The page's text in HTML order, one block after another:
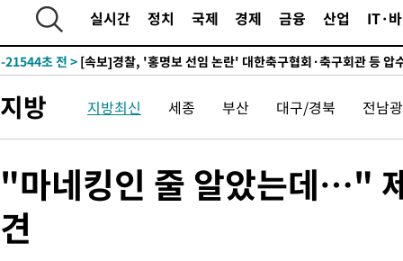
실시간 정치 국제 경제 금융 산업 IT·
-22847초 전 >
[속보]산업장관 "李정부, 원전 반대 안해…안정 전력 위해 불
-21544초 전 >
색
-20931초 전 > [속보]산업장관 "美무역법 제301조 과잉생산 결과 발표 8월
-19996초 전 >
[속보]전남광주 초대 시민추천 부시장에 백승주·윤난실
-17557초 전 >서울 열대야 15일째 지속…비공식 '초열대야' 30도 넘어
-16107초 전 >
[속보]코스피, 119.51포인트(1.81%) 내린 6478.75 개장
-12554초 전 >
-12505초 전 >
지방 지방최신 세종 부산 대구/경북 전남
"마네킹인 줄 알았는데…"
견